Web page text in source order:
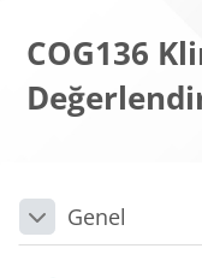
COG136
Bloklar
Bölüm
DaraltGenel